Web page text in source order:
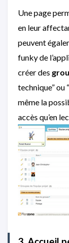
Une page
en leur
peuvent
funky de
créer des
technique” ou
même la
accès qu’en